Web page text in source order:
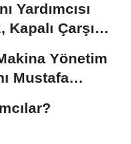
Yardımcısı
Kapalı Çarşı
Yönetim
Mustafa